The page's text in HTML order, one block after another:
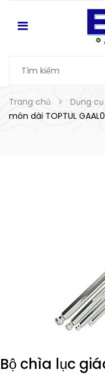
Trang chủ Dụng
món dài TOPTUL
Bộ chìa lục